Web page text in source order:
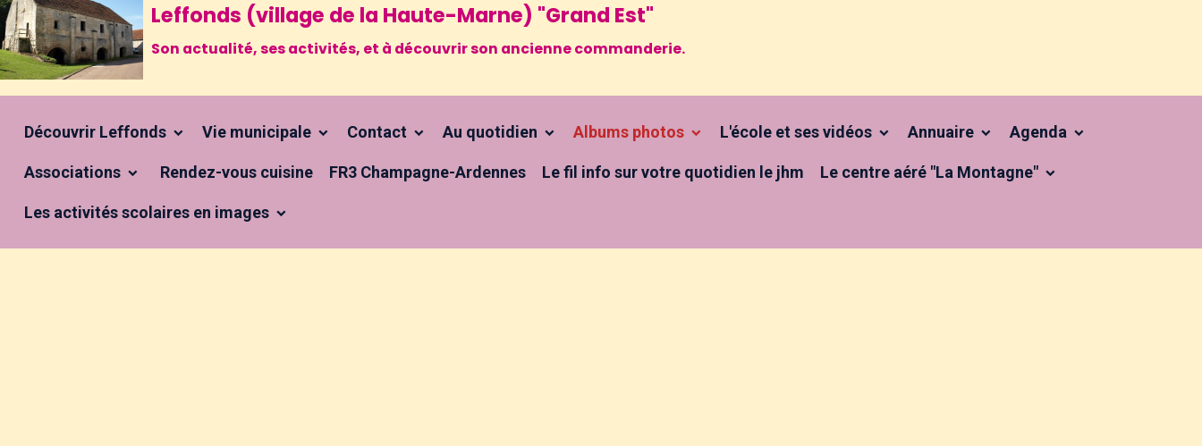
Leffonds (village de la Haute-Marne) "Grand Est"
Son actualité, ses activités, et à découvrir son ancienne commanderie.
Découvrir Leffonds Vie municipale Contact Au quotidien Albums photos L'école et ses vidéos Annuaire Agenda
Associations Rendez-vous cuisine FR3 Champagne-Ardennes Le fil info sur votre quotidien le jhm Le centre aéré "La Montagne"
Les activités scolaires en images